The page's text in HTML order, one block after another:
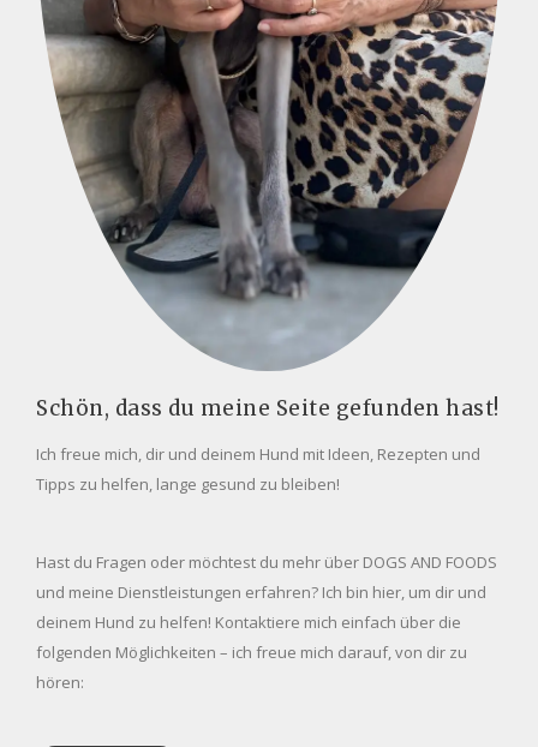
Schön, dass du meine Seite gefunden hast!
Ich freue mich, dir und deinem Hund mit Ideen, Rezepten und
Tipps zu helfen, lange gesund zu bleiben!
Hast du Fragen oder möchtest du mehr über DOGS AND FOODS
und meine Dienstleistungen erfahren? Ich bin hier, um dir und
deinem Hund zu helfen! Kontaktiere mich einfach über die
folgenden Möglichkeiten – ich freue mich darauf, von dir zu
hören: